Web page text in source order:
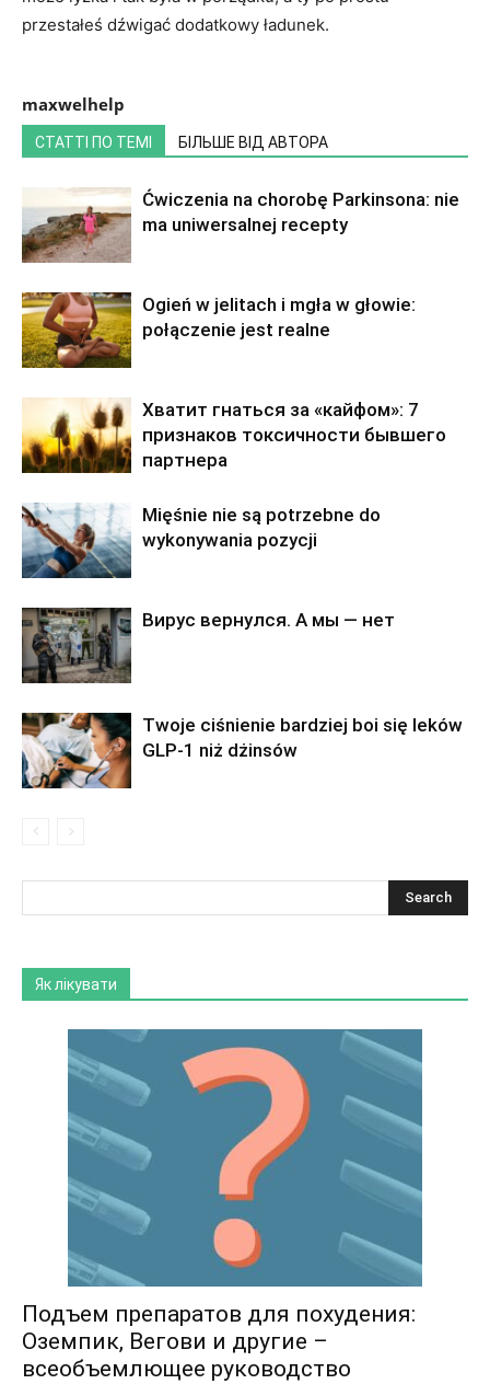
przestałeś dźwigać dodatkowy ładunek.
maxwelhelp
СТАТТІ ПО ТЕМІ БІЛЬШЕ ВІД АВТОРА
Ćwiczenia na chorobę Parkinsona: nie
ma uniwersalnej recepty
Ogień w jelitach i mgła w głowie:
połączenie jest realne
Хватит гнаться за «кайфом»: 7
признаков токсичности бывшего
партнера
Mięśnie nie są potrzebne do
wykonywania pozycji
Вирус вернулся. А мы — нет
Twoje ciśnienie bardziej boi się leków
GLP-1 niż dżinsów
Як лікувати
Подъем препаратов для похудения:
Оземпик, Вегови и другие –
всеобъемлющее руководство